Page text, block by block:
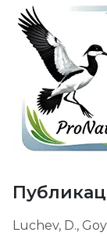
Luchev, D.,